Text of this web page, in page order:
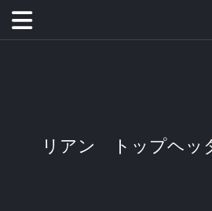
リアン トップヘッ